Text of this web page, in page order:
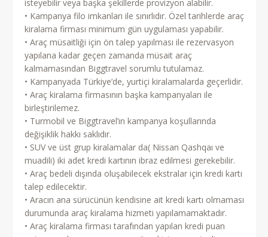
isteyebilir veya başka şekillerde provizyon alabilir.
• Kampanya filo imkanları ile sınırlıdır. Özel tarihlerde araç
kiralama firması minimum gün uygulaması yapabilir.
• Araç müsaitliği için ön talep yapılması ile rezervasyon
yapılana kadar geçen zamanda müsait araç
kalmamasından Biggtravel sorumlu tutulamaz.
• Kampanyada Türkiye’de, yurtiçi kiralamalarda geçerlidir.
• Araç kiralama firmasının başka kampanyaları ile
birleştirilemez.
• Turmobil ve Biggtravel’ın kampanya koşullarında
değişiklik hakkı saklıdır.
• SUV ve üst grup kiralamalar da( Nissan Qashqaı ve
muadili) iki adet kredi kartının ibraz edilmesi gerekebilir.
• Araç bedeli dışında oluşabilecek ekstralar için kredi kartı
talep edilecektir.
• Aracın ana sürücünün kendisine ait kredi kartı olmaması
durumunda araç kiralama hizmeti yapılamamaktadır.
• Araç kiralama firması tarafından yapılan kredi puan